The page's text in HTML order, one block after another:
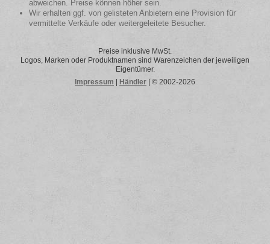
abweichen. Preise können höher sein.
Wir erhalten ggf. von gelisteten Anbietern eine Provision für
vermittelte Verkäufe oder weitergeleitete Besucher.
Preise inklusive MwSt.
Logos, Marken oder Produktnamen sind Warenzeichen der jeweiligen
Eigentümer.
Impressum
Händler | © 2002-2026